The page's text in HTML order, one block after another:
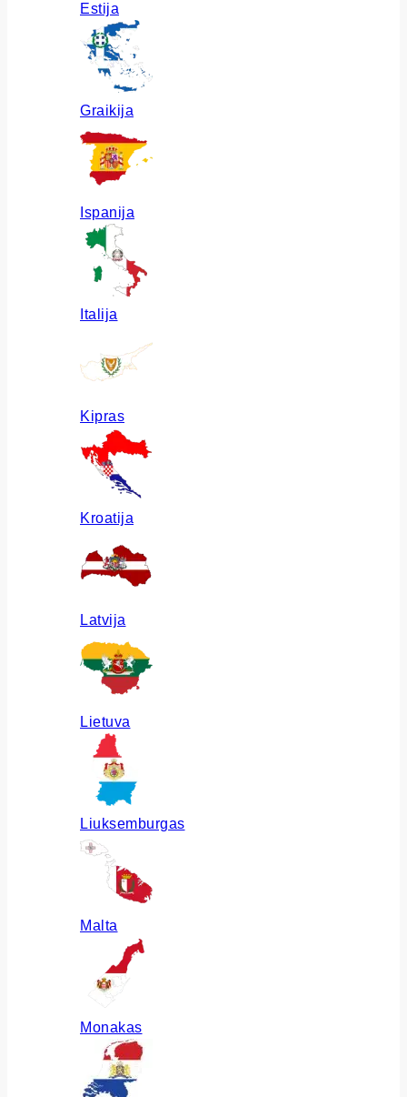
Estija
Graikija
Ispanija
Italija
Kipras
Kroatija
Latvija
Lietuva
Liuksemburgas
Malta
Monakas